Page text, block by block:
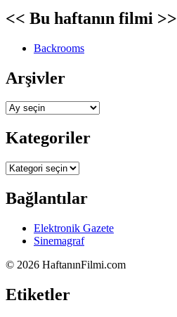
<< Bu haftanın filmi >>
Backrooms
Arşivler
Arşivler
Kategoriler
Kategoriler
Bağlantılar
Elektronik Gazete
Sinemagraf
© 2026 HaftanınFilmi.com
Etiketler